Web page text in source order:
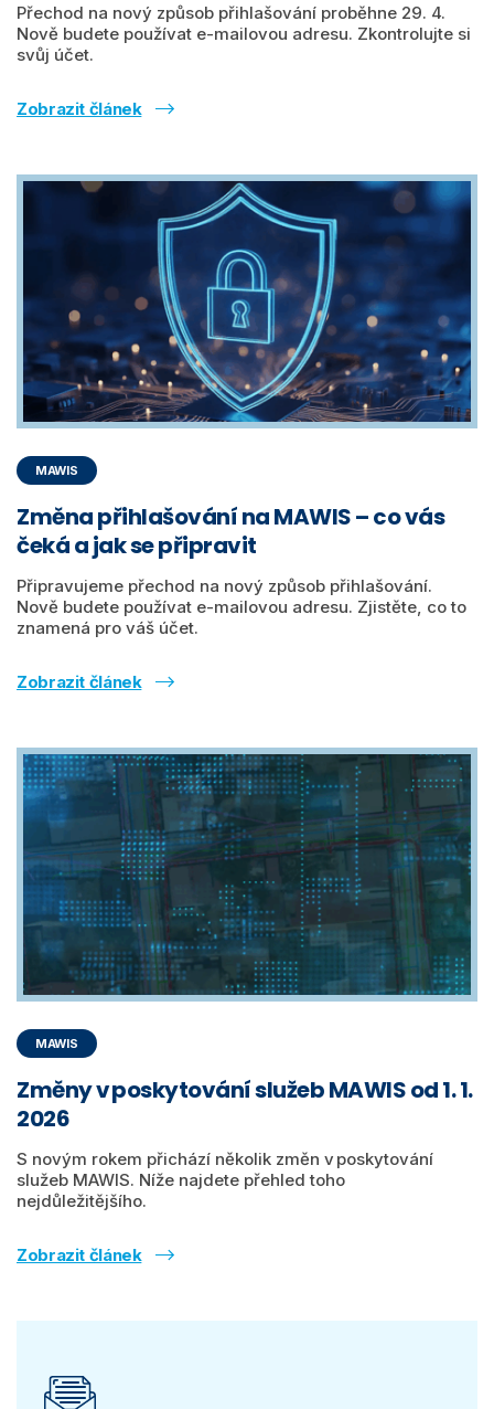
Přechod na nový způsob přihlašování proběhne 29. 4.
Nově budete používat e-mailovou adresu. Zkontrolujte si
svůj účet.
Zobrazit článek
MAWIS
Změna přihlašování na MAWIS – co vás
čeká a jak se připravit
Připravujeme přechod na nový způsob přihlašování.
Nově budete používat e-mailovou adresu. Zjistěte, co to
znamená pro váš účet.
Zobrazit článek
MAWIS
Změny v poskytování služeb MAWIS od 1. 1.
2026
S novým rokem přichází několik změn v poskytování
služeb MAWIS. Níže najdete přehled toho
nejdůležitějšího.
Zobrazit článek